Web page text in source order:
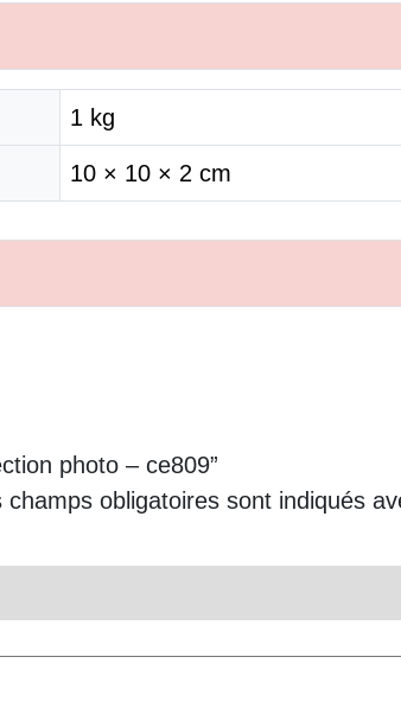
1 kg
10 × 10 × 2 cm
photo – ce809”
champs obligatoires sont indiqués